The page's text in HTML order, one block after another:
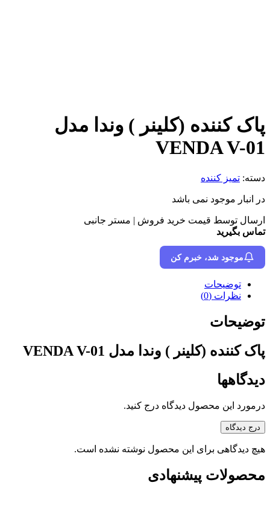
پاک کننده (کلینر ) وندا مدل
VENDA V-01
دسته: تمیز کننده
در انبار موجود نمی باشد
ارسال توسط قیمت خرید فروش | مستر جانبی
تماس بگیرید
موجود شد، خبرم کن
توضیحات
نظرات (0)
توضیحات
پاک کننده (کلینر ) وندا مدل VENDA V-01
دیدگاهها
درمورد این محصول دیدگاه درج کنید.
درج دیدگاه
هیچ دیدگاهی برای این محصول نوشته نشده است.
محصولات پیشنهادی